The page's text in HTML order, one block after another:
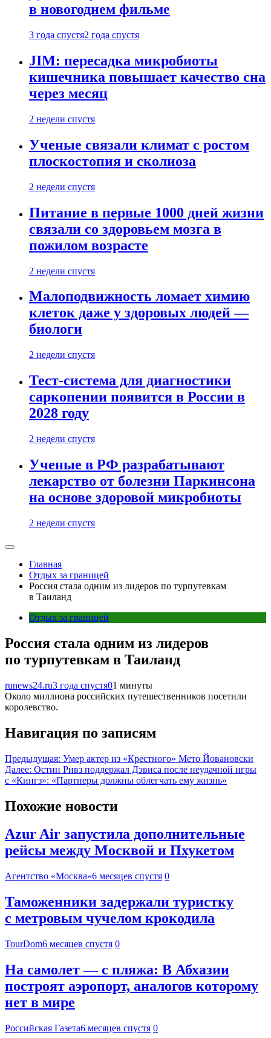
в новогоднем фильме
3 года спустя2 года спустя
JIM: пересадка микробиоты
кишечника повышает качество сна
через месяц
2 недели спустя
Ученые связали климат с ростом
плоскостопия и сколиоза
2 недели спустя
Питание в первые 1000 дней жизни
связали со здоровьем мозга в
пожилом возрасте
2 недели спустя
Малоподвижность ломает химию
клеток даже у здоровых людей —
биологи
2 недели спустя
Тест-система для диагностики
саркопении появится в России в
2028 году
2 недели спустя
Ученые в РФ разрабатывают
лекарство от болезни Паркинсона
на основе здоровой микробиоты
2 недели спустя
Главная
Отдых за границей
Россия стала одним из лидеров по турпутевкам
в Таиланд
Отдых за границей
Россия стала одним из лидеров
по турпутевкам в Таиланд
runews24.ru3 года спустя01 минуты
Около миллиона российских путешественников посетили
королевство.
Навигация по записям
Предыдущая: Умер актер из «Крестного» Мето Йовановски
Далее: Остин Ривз поддержал Дэвиса после неудачной игры
с «Кингз»: «Партнеры должны облегчать ему жизнь»
Похожие новости
Azur Air запустила дополнительные
рейсы между Москвой и Пхукетом
Агентство «Москва»6 месяцев спустя 0
Таможенники задержали туристку
с метровым чучелом крокодила
TourDom6 месяцев спустя 0
На самолет — с пляжа: В Абхазии
построят аэропорт, аналогов которому
нет в мире
Российская Газета6 месяцев спустя 0